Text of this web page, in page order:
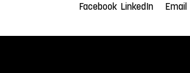
Facebook LinkedIn Email